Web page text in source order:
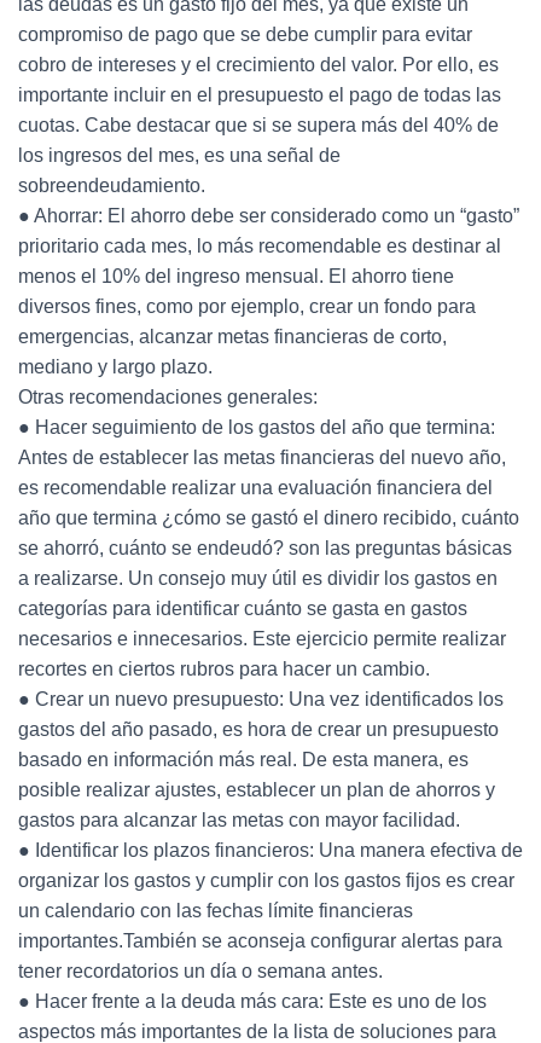
las deudas es un gasto fijo del mes, ya que existe un
compromiso de pago que se debe cumplir para evitar
cobro de intereses y el crecimiento del valor. Por ello, es
importante incluir en el presupuesto el pago de todas las
cuotas. Cabe destacar que si se supera más del 40% de
los ingresos del mes, es una señal de
sobreendeudamiento.
● Ahorrar: El ahorro debe ser considerado como un “gasto”
prioritario cada mes, lo más recomendable es destinar al
menos el 10% del ingreso mensual. El ahorro tiene
diversos fines, como por ejemplo, crear un fondo para
emergencias, alcanzar metas financieras de corto,
mediano y largo plazo.
Otras recomendaciones generales:
● Hacer seguimiento de los gastos del año que termina:
Antes de establecer las metas financieras del nuevo año,
es recomendable realizar una evaluación financiera del
año que termina ¿cómo se gastó el dinero recibido, cuánto
se ahorró, cuánto se endeudó? son las preguntas básicas
a realizarse. Un consejo muy útil es dividir los gastos en
categorías para identificar cuánto se gasta en gastos
necesarios e innecesarios. Este ejercicio permite realizar
recortes en ciertos rubros para hacer un cambio.
● Crear un nuevo presupuesto: Una vez identificados los
gastos del año pasado, es hora de crear un presupuesto
basado en información más real. De esta manera, es
posible realizar ajustes, establecer un plan de ahorros y
gastos para alcanzar las metas con mayor facilidad.
● Identificar los plazos financieros: Una manera efectiva de
organizar los gastos y cumplir con los gastos fijos es crear
un calendario con las fechas límite financieras
importantes.También se aconseja configurar alertas para
tener recordatorios un día o semana antes.
● Hacer frente a la deuda más cara: Este es uno de los
aspectos más importantes de la lista de soluciones para